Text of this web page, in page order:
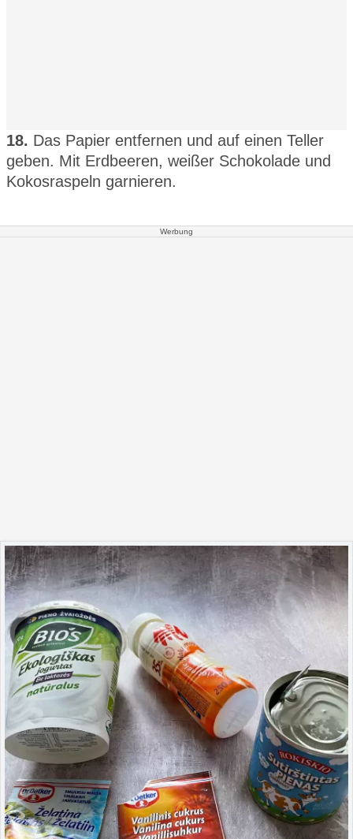
18. Das Papier entfernen und auf einen Teller
geben. Mit Erdbeeren, weißer Schokolade und
Kokosraspeln garnieren.
Werbung